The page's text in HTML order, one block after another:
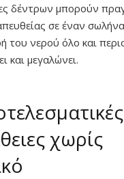
δέντρων μπορούν
σε έναν
του νερού όλο και
και μεγαλώνει.
χωρίς